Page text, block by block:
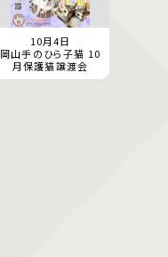
10月4日
岡山手のひら子猫 10
月保護猫譲渡会